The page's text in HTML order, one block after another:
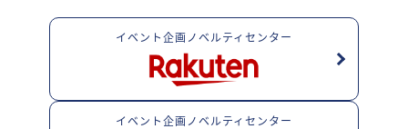
イベント企画ノベルティセンター
イベント企画ノベルティセンター